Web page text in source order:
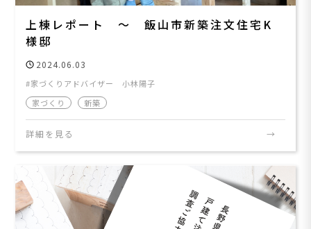
上棟レポート ～ 飯山市新築注文住宅K
様邸
2024.06.03
家づくりアドバイザー 小林陽子
家づくり
新築
詳細を見る